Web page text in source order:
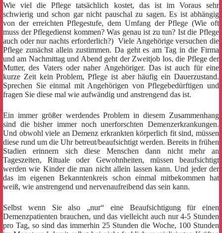
Wie viel die Pflege tatsächlich kostet, das ist im Voraus sehr
schwierig und schon gar nicht pauschal zu sagen. Es ist abhängig
von der erreichten Pflegestufe, dem Umfang der Pflege (Wie oft
muss der Pflegedienst kommen? Was genau ist zu tun? Ist die Pflege
auch oder nur nachts erforderlich?) Viele Angehörige versuchen die
Pflege zunächst allein zustimmen. Da geht es am Tag in die Firma
und am Nachmittag und Abend geht der Zweitjob los, die Pflege der
Mutter, des Vaters oder naher Angehöriger. Das ist auch für eine
kurze Zeit kein Problem, Pflege ist aber häufig ein Dauerzustand.
Sprechen Sie einmal mit Angehörigen von Pflegebedürftigen und
fragen Sie diese mal wie aufwändig und anstrengend das ist.
Ein immer größer werdendes Problem in diesem Zusammenhang
sind die bisher immer noch unerforschten Demenzerkrankungen.
Und obwohl viele an Demenz erkrankten körperlich fit sind, müssen
diese rund um die Uhr betreut/beaufsichtigt werden. Bereits in frühen
Stadien erinnern sich diese Menschen dann nicht mehr an
Tageszeiten, Rituale oder Gewohnheiten, müssen beaufsichtigt
werden wie Kinder die man nicht allein lassen kann. Und jeder der
das im eigenen Bekanntenkreis schon einmal mitbekommen hat
weiß, wie anstrengend und nervenaufreibend das sein kann.
Selbst wenn Sie also „nur“ eine Beaufsichtigung für einen
Demenzpatienten brauchen, und das vielleicht auch nur 4-5 Stunden
pro Tag, so sind das immerhin 25 Stunden die Woche, 100 Stunden